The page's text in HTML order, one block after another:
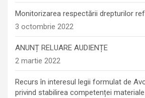
Monitorizarea respectării drepturilor
3 octombrie 2022
ANUNȚ RELUARE AUDIENȚE
2 martie 2022
Recurs în interesul legii formulat de
privind stabilirea competenței